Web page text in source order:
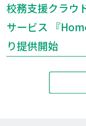
校務支援クラウ
サービス 『
り提供開始